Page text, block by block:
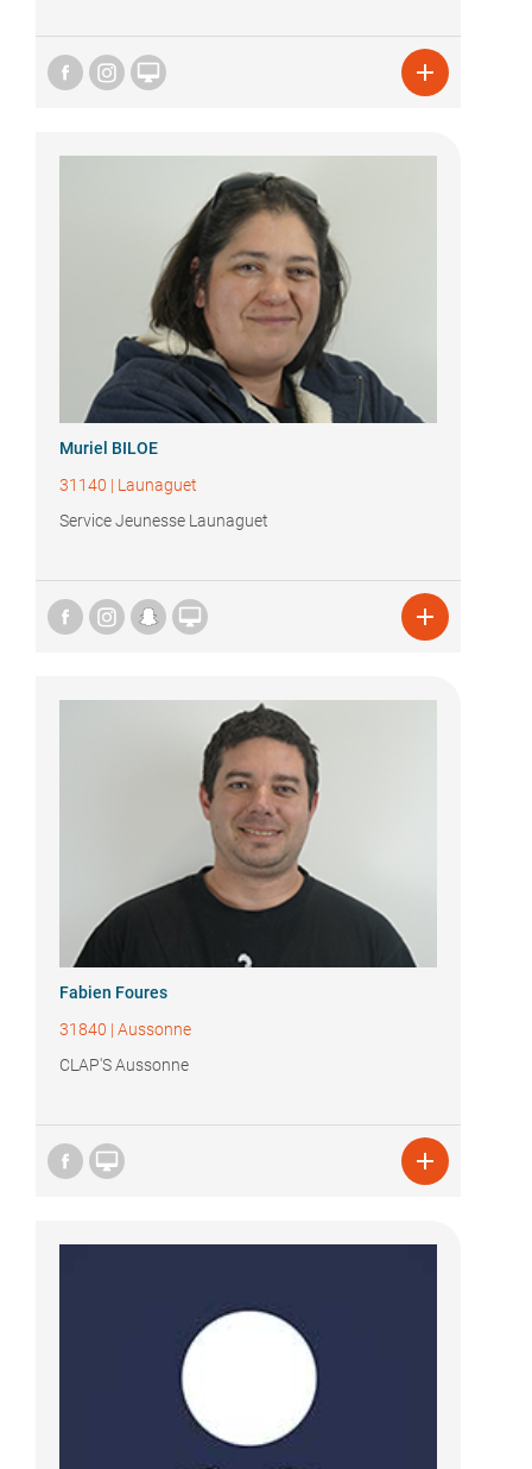
 
Muriel BILOE
31140 | Launaguet
Service Jeunesse Launaguet
 
Fabien Foures
31840 | Aussonne
CLAP'S Aussonne
 